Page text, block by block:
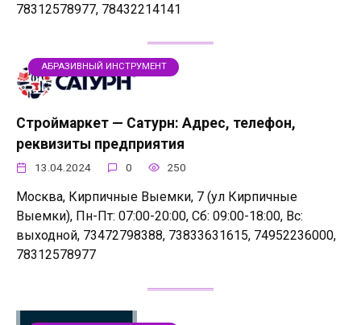
78312578977, 78432214141
АБРАЗИВНЫЙ ИНСТРУМЕНТ
Строймаркет — Сатурн: Адрес, телефон,
реквизиты предприятия
13.04.2024 0 250
Москва, Кирпичные Выемки, 7 (ул Кирпичные
Выемки), Пн-Пт: 07:00-20:00, Сб: 09:00-18:00, Вс:
выходной, 73472798388, 73833631615, 74952236000,
78312578977